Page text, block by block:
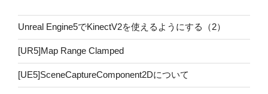
Unreal Engine5でKinectV2を使えるようにする（2）
[UR5]Map Range Clamped
[UE5]SceneCaptureComponent2Dについて